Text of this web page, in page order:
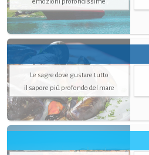
Le sagre dove gustare tutto
il sapore più profondo del mare